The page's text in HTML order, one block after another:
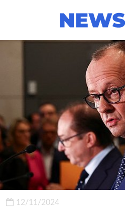
12/11/2024